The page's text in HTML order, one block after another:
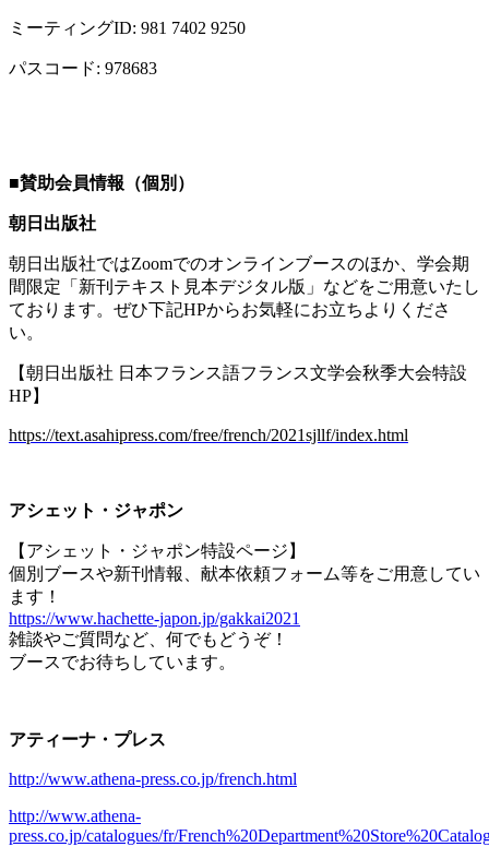
ミーティングID: 981 7402 9250
パスコード: 978683
■賛助会員情報（個別）
朝日出版社
朝日出版社ではZoomでのオンラインブースのほか、学会期
間限定「新刊テキスト見本デジタル版」などをご用意いたし
ております。ぜひ下記HPからお気軽にお立ちよりくださ
い。
【朝日出版社 日本フランス語フランス文学会秋季大会特設
HP】
https://text.asahipress.com/free/french/2021sjllf/index.html
アシェット・ジャポン
【アシェット・ジャポン特設ページ】
個別ブースや新刊情報、献本依頼フォーム等をご用意してい
ます！
https://www.hachette-japon.jp/gakkai2021
雑談やご質問など、何でもどうぞ！
ブースでお待ちしています。
アティーナ・プレス
http://www.athena-press.co.jp/french.html
http://www.athena-
press.co.jp/catalogues/fr/